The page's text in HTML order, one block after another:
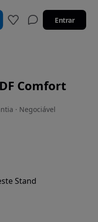
Entrar
Comfort
· Negociável
Stand